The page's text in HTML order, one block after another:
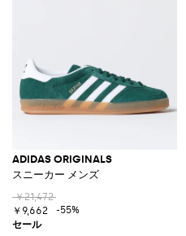
ADIDAS ORIGINALS
スニーカー メンズ
￥21,472
￥9,662
-55%